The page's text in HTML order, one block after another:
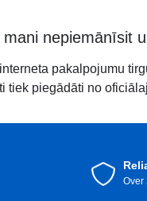
nepiemānīsit
pakalpojumu
tiek piegādāti no
Over